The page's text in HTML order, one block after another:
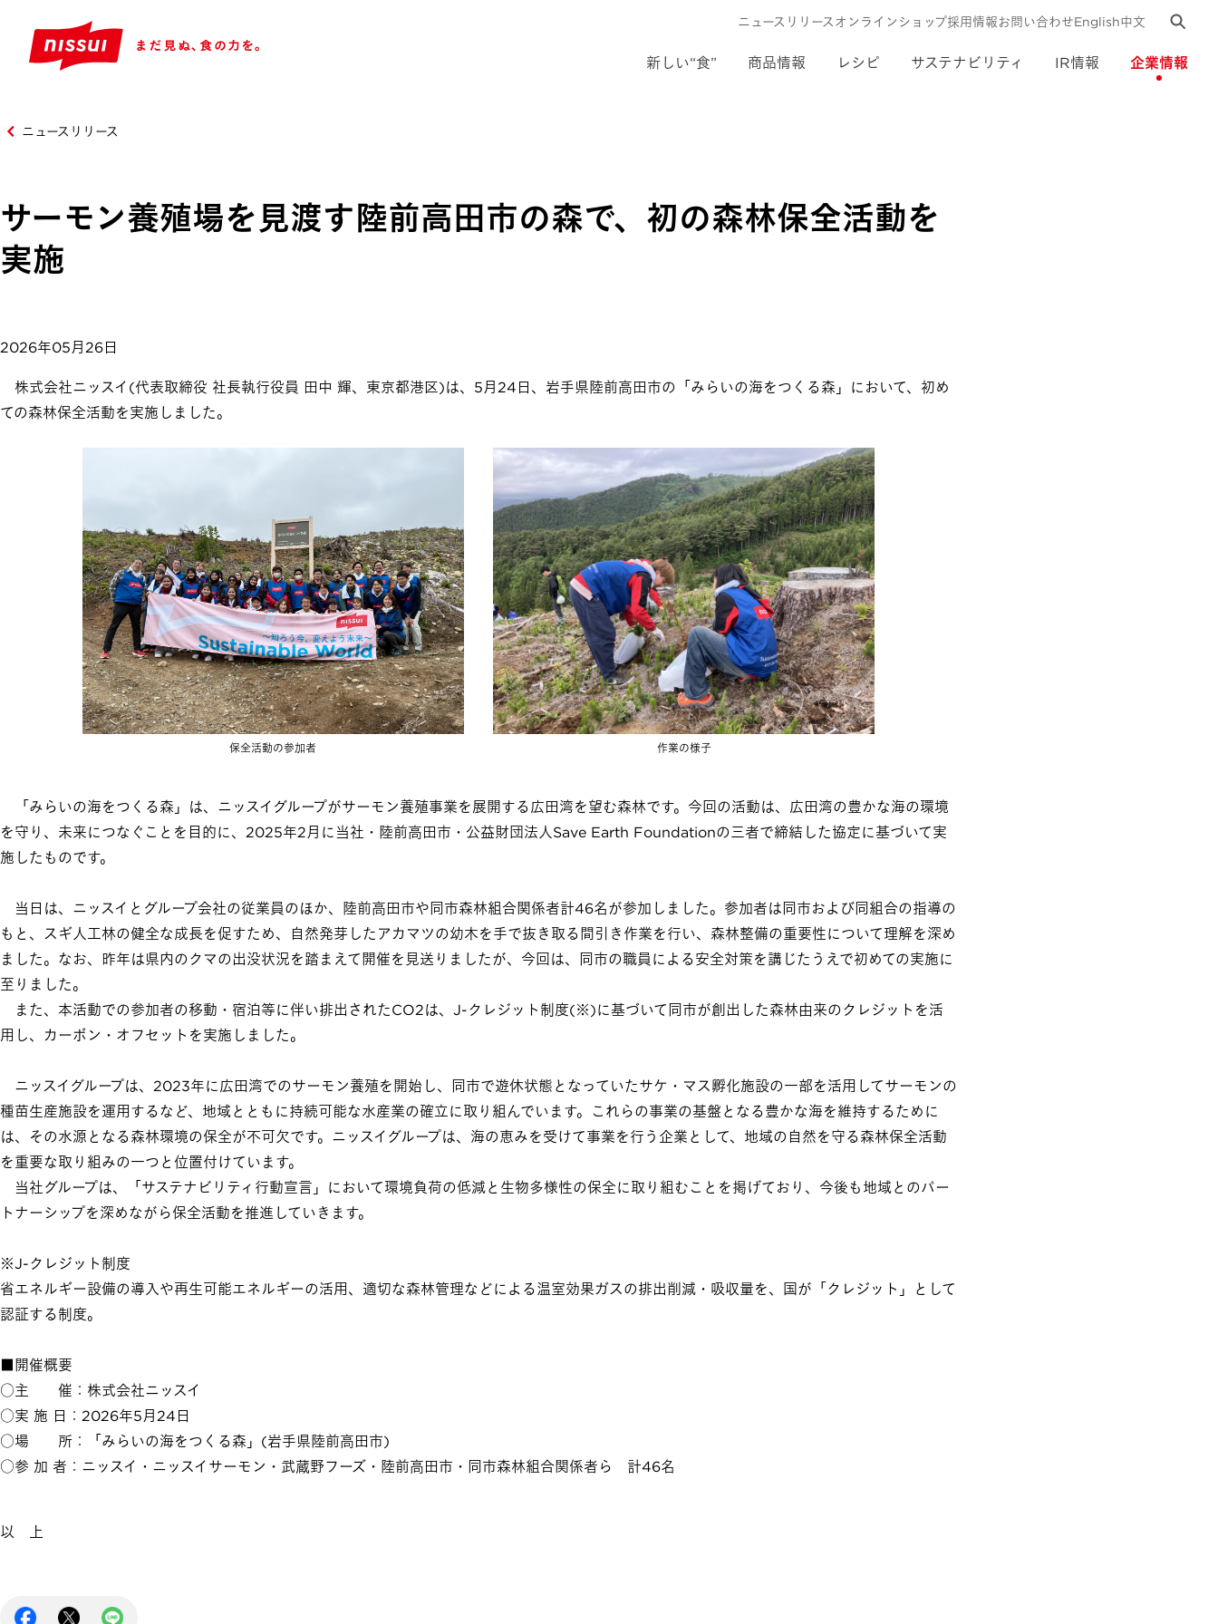
新しい“食” 商品情報 レシピ サステナビリティ IR情報 企業情報
ニュースリリースオンラインショップ採用情報お問い合わせEnglish中文
ニュースリリース
サーモン養殖場を見渡す陸前高田市の森で、初の森林保全活動を
実施
2026年05月26日
株式会社ニッスイ(代表取締役 社長執行役員 田中 輝、東京都港区)は、5月24日、岩手県陸前高田市の「みらいの海をつくる森」において、初め
ての森林保全活動を実施しました。
保全活動の参加者 作業の様子
「みらいの海をつくる森」は、ニッスイグループがサーモン養殖事業を展開する広田湾を望む森林です。今回の活動は、広田湾の豊かな海の環境
を守り、未来につなぐことを目的に、2025年2月に当社・陸前高田市・公益財団法人Save Earth Foundationの三者で締結した協定に基づいて実
施したものです。
当日は、ニッスイとグループ会社の従業員のほか、陸前高田市や同市森林組合関係者計46名が参加しました。参加者は同市および同組合の指導の
もと、スギ人工林の健全な成長を促すため、自然発芽したアカマツの幼木を手で抜き取る間引き作業を行い、森林整備の重要性について理解を深め
ました。なお、昨年は県内のクマの出没状況を踏まえて開催を見送りましたが、今回は、同市の職員による安全対策を講じたうえで初めての実施に
至りました。
また、本活動での参加者の移動・宿泊等に伴い排出されたCO2は、J-クレジット制度(※)に基づいて同市が創出した森林由来のクレジットを活
用し、カーボン・オフセットを実施しました。
ニッスイグループは、2023年に広田湾でのサーモン養殖を開始し、同市で遊休状態となっていたサケ・マス孵化施設の一部を活用してサーモンの
種苗生産施設を運用するなど、地域とともに持続可能な水産業の確立に取り組んでいます。これらの事業の基盤となる豊かな海を維持するために
は、その水源となる森林環境の保全が不可欠です。ニッスイグループは、海の恵みを受けて事業を行う企業として、地域の自然を守る森林保全活動
を重要な取り組みの一つと位置付けています。
当社グループは、「サステナビリティ行動宣言」において環境負荷の低減と生物多様性の保全に取り組むことを掲げており、今後も地域とのパー
トナーシップを深めながら保全活動を推進していきます。
※J-クレジット制度
省エネルギー設備の導入や再生可能エネルギーの活用、適切な森林管理などによる温室効果ガスの排出削減・吸収量を、国が「クレジット」として
認証する制度。
■開催概要
○主 催：株式会社ニッスイ
○実 施 日：2026年5月24日
○場 所：「みらいの海をつくる森」(岩手県陸前高田市)
○参 加 者：ニッスイ・ニッスイサーモン・武蔵野フーズ・陸前高田市・同市森林組合関係者ら 計46名
以 上